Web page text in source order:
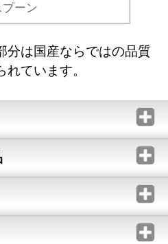
プーン
分は国産ならではの品質
ています。